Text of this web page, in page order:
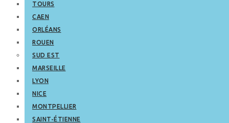
TOURS
CAEN
ORLÉANS
ROUEN
SUD EST
MARSEILLE
LYON
NICE
MONTPELLIER
SAINT-ÉTIENNE